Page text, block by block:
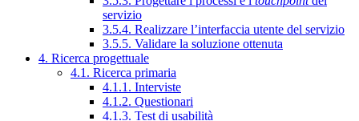
servizio
3.5.4. Realizzare l’interfaccia utente del servizio
3.5.5. Validare la soluzione ottenuta
4. Ricerca progettuale
4.1. Ricerca primaria
4.1.1. Interviste
4.1.2. Questionari
4.1.3. Test di usabilità